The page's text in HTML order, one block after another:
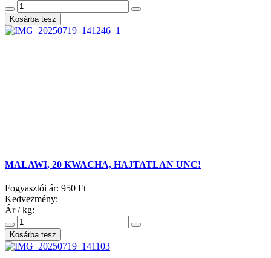
MALAWI, 20 KWACHA, HAJTATLAN UNC!
Fogyasztói ár: 950 Ft
Kedvezmény:
Ár / kg: